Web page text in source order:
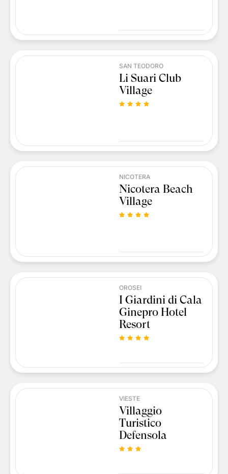
SAN TEODORO
Li Suari Club
Village
NICOTERA
Nicotera Beach
Village
OROSEI
I Giardini di Cala
Ginepro Hotel
Resort
VIESTE
Villaggio
Turistico
Defensola